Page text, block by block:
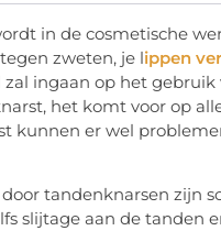
in de cosmetische
zweten, je lippen
ingaan op het
het komt voor op
kunnen er wel
tandenknarsen zijn
slijtage aan de tanden